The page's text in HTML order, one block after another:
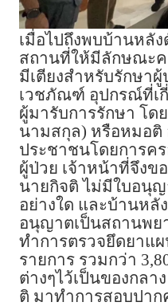
เมื่อไปถึงพบบ้านหลั
สถานที่ให้มีลักษณะ
มีเตียงสำหรับรักษาผู้
เวชภัณฑ์ อุปกรณ์ที่เ
ผู้มารับการรักษา โด
นามสกุล) หรือหมอติ
ประชาชนโดยการค
ผู้ป่วย เจ้าหน้าที่จึงข
นายกิจติ ไม่มีใบอนุ
อย่างใด และบ้านหลั
อนุญาตเป็นสถานพย
ทำการตรวจยึดยาแ
รายการ รวมกว่า
ต่างๆไว้เป็นของกล
ติ มาทำการสอบปาก